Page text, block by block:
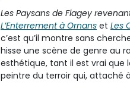
Les Paysans de Flagey
L’Enterrement à Ornans et Les
c’est qu’il montre sans
hisse une scène de genre au
esthétique, tant il est vrai que
peintre du terroir qui, attaché